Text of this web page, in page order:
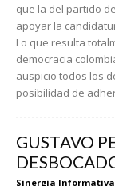
que la del partido
apoyar la
Lo que resulta
democracia
auspicio todos los
posibilidad de
GUSTAVO
Sinergia Informativa